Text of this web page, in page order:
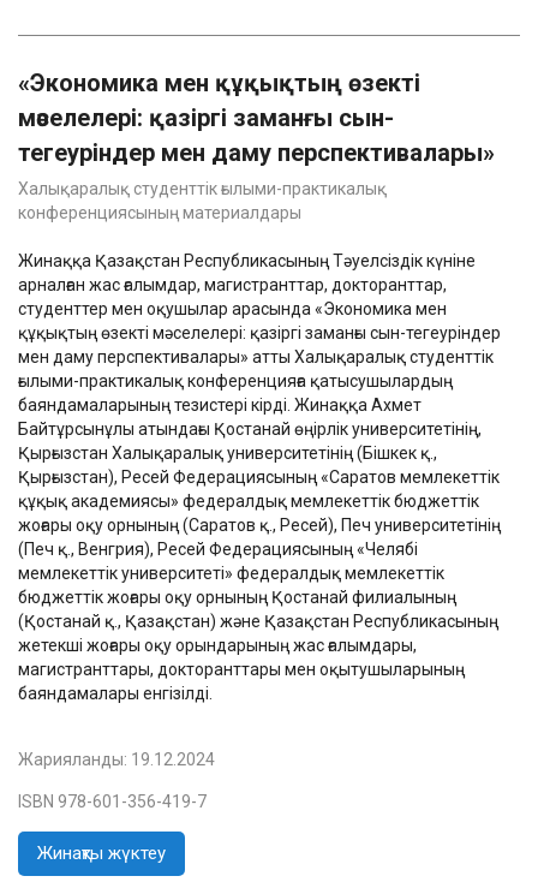
«Экономика мен құқықтың өзекті
мәселелері: қазіргі заманғы сын-
тегеуріндер мен даму перспективалары»
Халықаралық студенттік ғылыми-практикалық
конференциясының материалдары
Жинаққа Қазақстан Республикасының Тәуелсіздік күніне
арналған жас ғалымдар, магистранттар, докторанттар,
студенттер мен оқушылар арасында «Экономика мен
құқықтың өзекті мәселелері: қазіргі заманғы сын-тегеуріндер
мен даму перспективалары» атты Халықаралық студенттік
ғылыми-практикалық конференцияға қатысушылардың
баяндамаларының тезистері кірді. Жинаққа Ахмет
Байтұрсынұлы атындағы Қостанай өңірлік университетінің,
Қырғызстан Халықаралық университетінің (Бішкек қ.,
Қырғызстан), Ресей Федерациясының «Саратов мемлекеттік
құқық академиясы» федералдық мемлекеттік бюджеттік
жоғары оқу орнының (Саратов қ., Ресей), Печ университетінің
(Печ қ., Венгрия), Ресей Федерациясының «Челябі
мемлекеттік университеті» федералдық мемлекеттік
бюджеттік жоғары оқу орнының Қостанай филиалының
(Қостанай қ., Қазақстан) және Қазақстан Республикасының
жетекші жоғары оқу орындарының жас ғалымдары,
магистранттары, докторанттары мен оқытушыларының
баяндамалары енгізілді.
Жарияланды: 19.12.2024
ISBN 978-601-356-419-7
Жинақты жүктеу